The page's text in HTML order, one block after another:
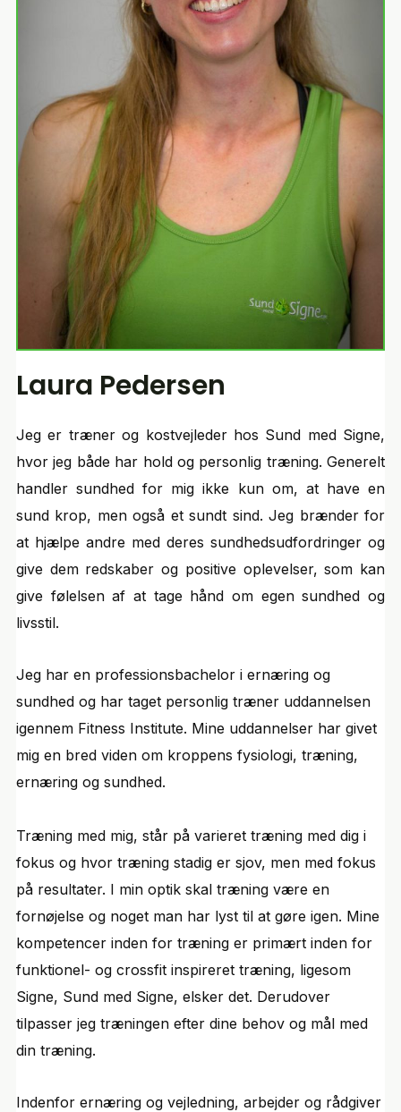
Laura Pedersen
Jeg er træner og kostvejleder hos Sund med Signe,
hvor jeg både har hold og personlig træning. Generelt
handler sundhed for mig ikke kun om, at have en
sund krop, men også et sundt sind. Jeg brænder for
at hjælpe andre med deres sundhedsudfordringer og
give dem redskaber og positive oplevelser, som kan
give følelsen af at tage hånd om egen sundhed og
livsstil.
Jeg har en professionsbachelor i ernæring og
sundhed og har taget personlig træner uddannelsen
igennem Fitness Institute. Mine uddannelser har givet
mig en bred viden om kroppens fysiologi, træning,
ernæring og sundhed.
Træning med mig, står på varieret træning med dig i
fokus og hvor træning stadig er sjov, men med fokus
på resultater. I min optik skal træning være en
fornøjelse og noget man har lyst til at gøre igen. Mine
kompetencer inden for træning er primært inden for
funktionel- og crossfit inspireret træning, ligesom
Signe, Sund med Signe, elsker det. Derudover
tilpasser jeg træningen efter dine behov og mål med
din træning.
Indenfor ernæring og vejledning, arbejder og rådgiver